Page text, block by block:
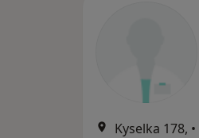
Kyselka 178, •